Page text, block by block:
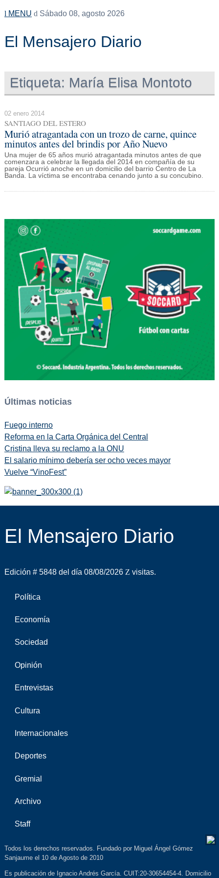
MENU Sábado 08, agosto 2026
El Mensajero Diario
Etiqueta: María Elisa Montoto
02 enero 2014
SANTIAGO DEL ESTERO
Murió atragantada con un trozo de carne, quince
minutos antes del brindis por Año Nuevo
Una mujer de 65 años murió atragantada minutos antes de que
comenzara a celebrar la llegada del 2014 en compañía de su
pareja Ocurrió anoche en un domicilio del barrio Centro de La
Banda. La víctima se encontraba cenando junto a su concubino.
Últimas noticias
Fuego interno
Reforma en la Carta Orgánica del Central
Cristina lleva su reclamo a la ONU
El salario mínimo debería ser ocho veces mayor
Vuelve “VinoFest”
El Mensajero Diario
Edición # 5848 del día 08/08/2026 visitas.
Política
Economía
Sociedad
Opinión
Entrevistas
Cultura
Internacionales
Deportes
Gremial
Archivo
Staff
Todos los derechos reservados. Fundado por Miguel Ángel Gómez
Sanjaume el 10 de Agosto de 2010
Es publicación de Ignacio Andrés García. CUIT:20-30654454-4. Domicilio